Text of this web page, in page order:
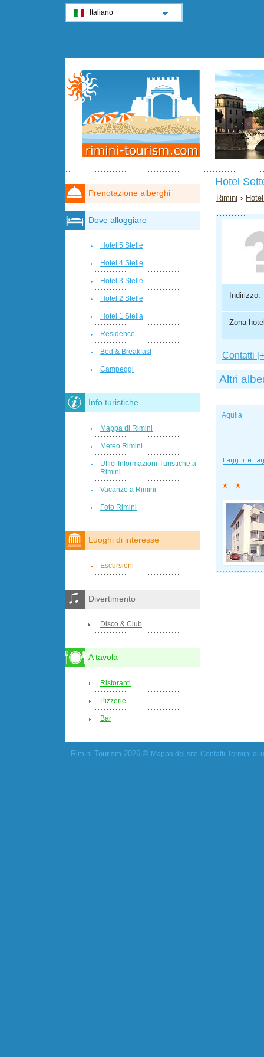
Hotel
Rimini ›
Indirizzo:
Zona
Contatti
Altri
Aquila
Prenotazione alberghi
Dove alloggiare
Hotel 5 Stelle
Hotel 4 Stelle
Hotel 3 Stelle
Hotel 2 Stelle
Hotel 1 Stella
Residence
Bed & Breakfast
Campeggi
Info turistiche
Mappa di Rimini
Meteo Rimini
Uffici Informazioni Turistiche a
Rimini
Vacanze a Rimini
Foto Rimini
Luoghi di interesse
Escursioni
Divertimento
Disco & Club
A tavola
Ristoranti
Pizzerie
Bar
Rimini Tourism 2026 © Mappa del sito Contatti Termini di
Italiano